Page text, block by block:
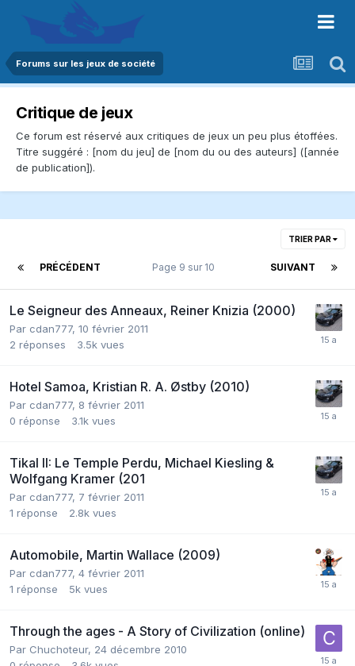
Forums sur les jeux de société
Critique de jeux
Ce forum est réservé aux critiques de jeux un peu plus étoffées.
Titre suggéré : [nom du jeu] de [nom du ou des auteurs] ([année
de publication]).
TRIER PAR
PRÉCÉDENT SUIVANT
Page 9 sur 10
Le Seigneur des Anneaux, Reiner Knizia (2000)
Par cdan777, 10 février 2011
2 réponses 3.5k vues
Hotel Samoa, Kristian R. A. Østby (2010)
Par cdan777, 8 février 2011
0 réponse 3.1k vues
Tikal II: Le Temple Perdu, Michael Kiesling &
Wolfgang Kramer (201
Par cdan777, 7 février 2011
1 réponse 2.8k vues
Automobile, Martin Wallace (2009)
Par cdan777, 4 février 2011
1 réponse 5k vues
Through the ages - A Story of Civilization (online)
Par Chuchoteur, 24 décembre 2010